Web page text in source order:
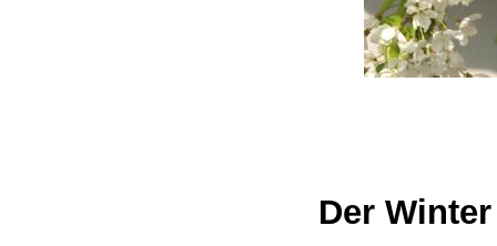
Der